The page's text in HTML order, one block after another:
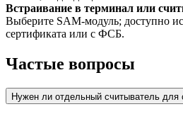
Встраивание в терминал или
Выберите SAM-модуль; доступно
сертификата или с ФСБ.
Частые вопросы
Нужен ли отдельный считыватель для